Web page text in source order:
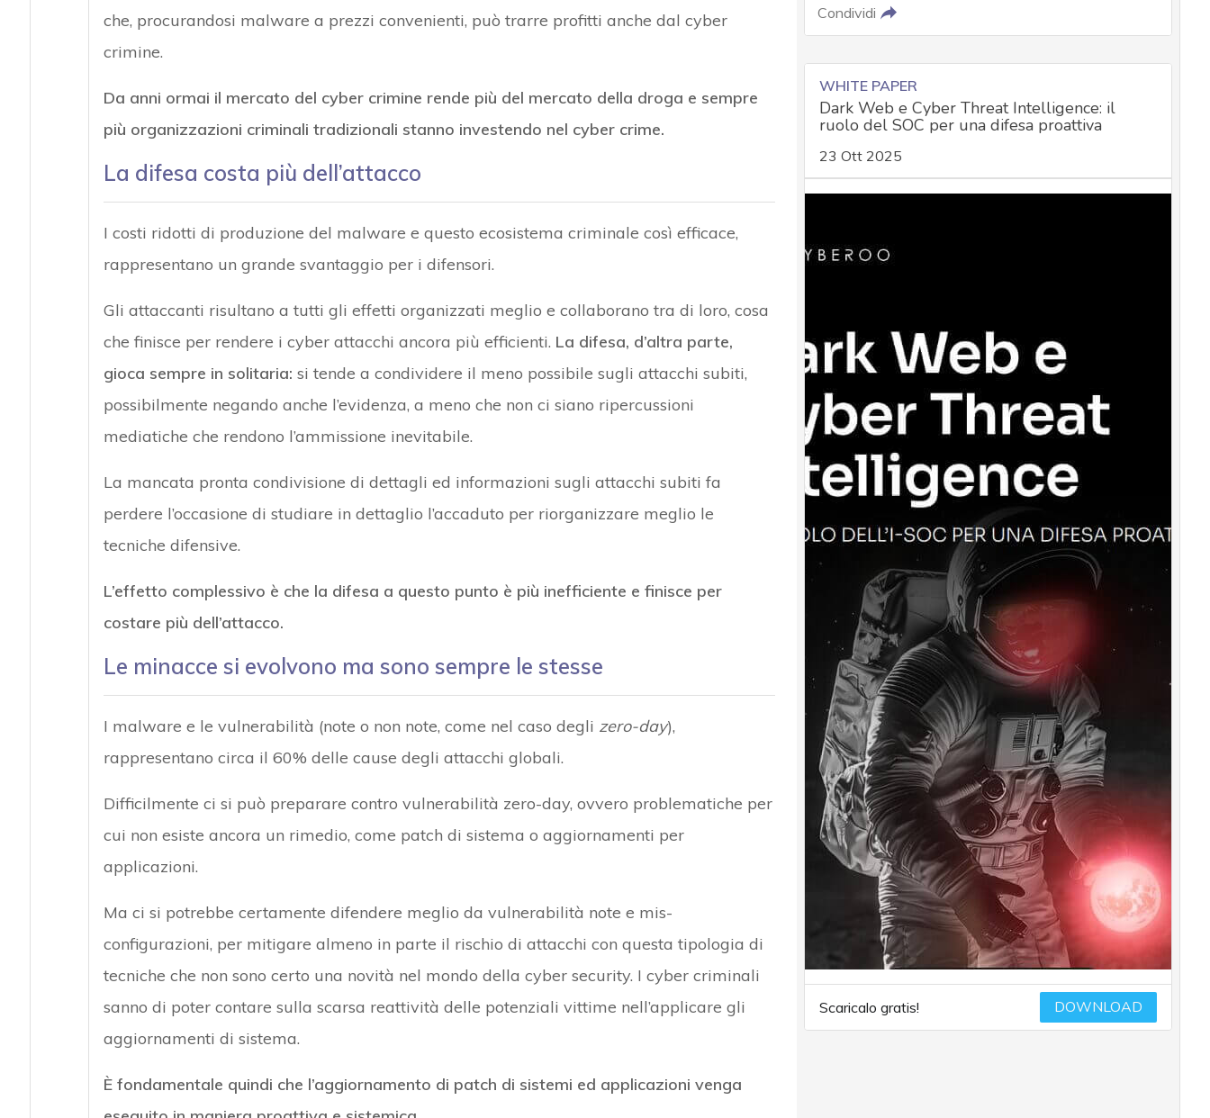
che, procurandosi malware a prezzi convenienti, può trarre profitti anche dal cyber
crimine.
Da anni ormai il mercato del cyber crimine rende più del mercato della droga e sempre
più organizzazioni criminali tradizionali stanno investendo nel cyber crime.
La difesa costa più dell’attacco
I costi ridotti di produzione del malware e questo ecosistema criminale così efficace,
rappresentano un grande svantaggio per i difensori.
Gli attaccanti risultano a tutti gli effetti organizzati meglio e collaborano tra di loro, cosa
che finisce per rendere i cyber attacchi ancora più efficienti. La difesa, d’altra parte,
gioca sempre in solitaria: si tende a condividere il meno possibile sugli attacchi subiti,
possibilmente negando anche l’evidenza, a meno che non ci siano ripercussioni
mediatiche che rendono l’ammissione inevitabile.
La mancata pronta condivisione di dettagli ed informazioni sugli attacchi subiti fa
perdere l’occasione di studiare in dettaglio l’accaduto per riorganizzare meglio le
tecniche difensive.
L’effetto complessivo è che la difesa a questo punto è più inefficiente e finisce per
costare più dell’attacco.
Le minacce si evolvono ma sono sempre le stesse
I malware e le vulnerabilità (note o non note, come nel caso degli zero-day),
rappresentano circa il 60% delle cause degli attacchi globali.
Difficilmente ci si può preparare contro vulnerabilità zero-day, ovvero problematiche per
cui non esiste ancora un rimedio, come patch di sistema o aggiornamenti per
applicazioni.
Ma ci si potrebbe certamente difendere meglio da vulnerabilità note e mis-
configurazioni, per mitigare almeno in parte il rischio di attacchi con questa tipologia di
tecniche che non sono certo una novità nel mondo della cyber security. I cyber criminali
sanno di poter contare sulla scarsa reattività delle potenziali vittime nell’applicare gli
aggiornamenti di sistema.
È fondamentale quindi che l’aggiornamento di patch di sistemi ed applicazioni venga
Condividi
WHITE PAPER
Dark Web e Cyber Threat Intelligence: il
ruolo del SOC per una difesa proattiva
23 Ott 2025
Scaricalo gratis! DOWNLOAD